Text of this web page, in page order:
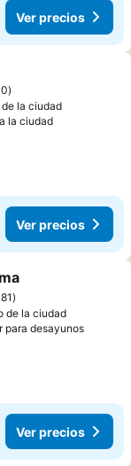
Ver precios
de la ciudad
la ciudad
Ver precios
de la ciudad
para desayunos
Ver precios